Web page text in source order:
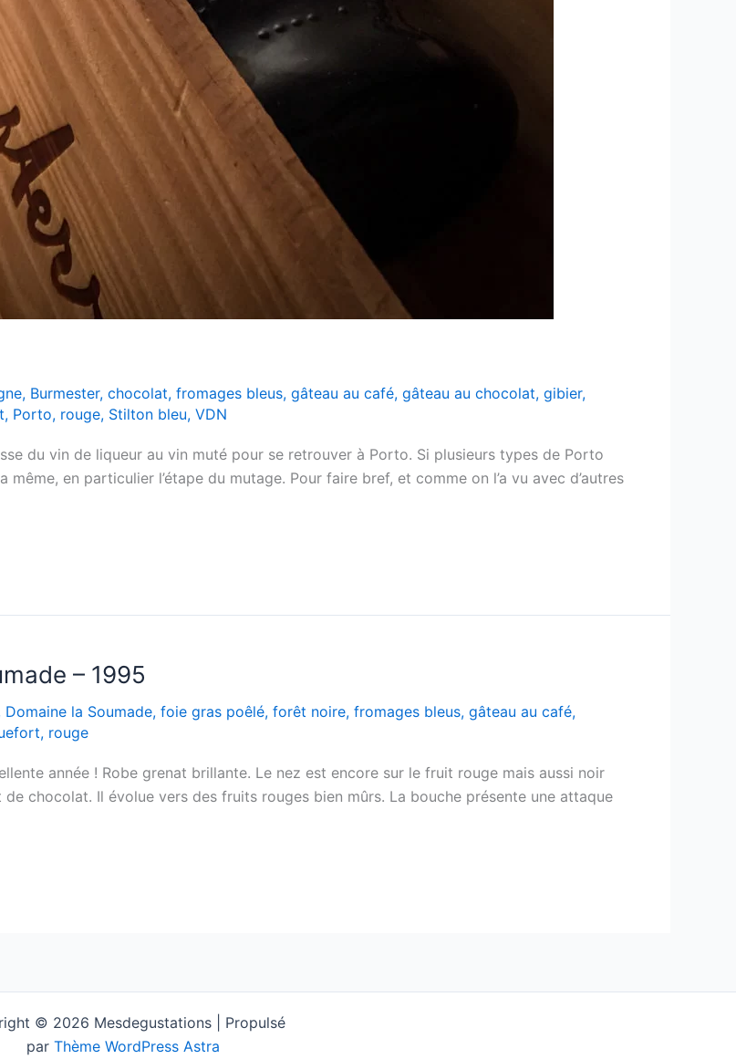
, Burmester, chocolat, fromages bleus, gâteau au café, gâteau au chocolat, gibier,
, Porto, rouge, Stilton bleu, VDN
du vin de liqueur au vin muté pour se retrouver à Porto. Si plusieurs types de Porto
en particulier l’étape du mutage. Pour faire bref, et comme on l’a vu avec d’autres
– 1995
Domaine la Soumade, foie gras poêlé, forêt noire, fromages bleus, gâteau au café,
, rouge
année ! Robe grenat brillante. Le nez est encore sur le fruit rouge mais aussi noir
chocolat. Il évolue vers des fruits rouges bien mûrs. La bouche présente une attaque
© 2026 Mesdegustations | Propulsé
par Thème WordPress Astra